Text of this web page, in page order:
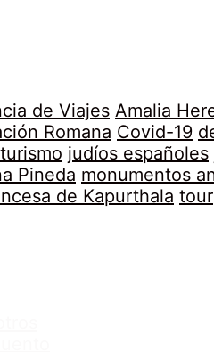
de Viajes Amalia
Romana Covid-19
judíos españoles
Pineda monumentos
de Kapurthala tour